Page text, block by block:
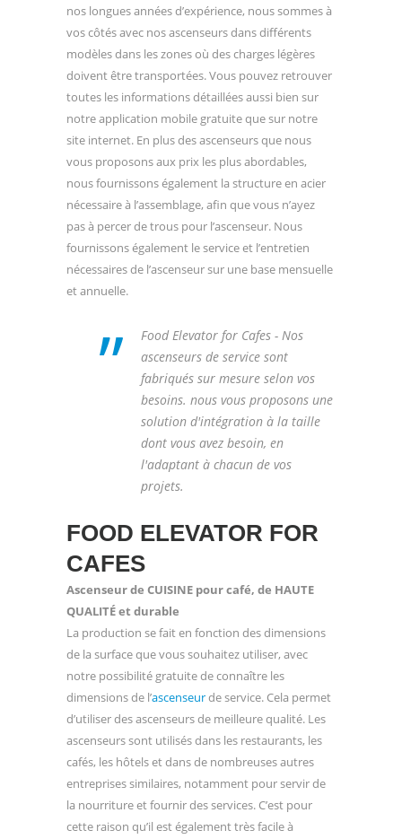
nos longues années d’expérience, nous sommes à
vos côtés avec nos ascenseurs dans différents
modèles dans les zones où des charges légères
doivent être transportées. Vous pouvez retrouver
toutes les informations détaillées aussi bien sur
notre application mobile gratuite que sur notre
site internet. En plus des ascenseurs que nous
vous proposons aux prix les plus abordables,
nous fournissons également la structure en acier
nécessaire à l’assemblage, afin que vous n’ayez
pas à percer de trous pour l’ascenseur. Nous
fournissons également le service et l’entretien
nécessaires de l’ascenseur sur une base mensuelle
et annuelle.
”
Food Elevator for Cafes - Nos
ascenseurs de service sont
fabriqués sur mesure selon vos
besoins. nous vous proposons une
solution d'intégration à la taille
dont vous avez besoin, en
l'adaptant à chacun de vos
projets.
FOOD ELEVATOR FOR
CAFES
Ascenseur de CUISINE pour café, de HAUTE
QUALITÉ et durable
La production se fait en fonction des dimensions
de la surface que vous souhaitez utiliser, avec
notre possibilité gratuite de connaître les
dimensions de l’ascenseurde service. Cela permet
d’utiliser des ascenseurs de meilleure qualité. Les
ascenseurs sont utilisés dans les restaurants, les
cafés, les hôtels et dans de nombreuses autres
entreprises similaires, notamment pour servir de
la nourriture et fournir des services. C’est pour
cette raison qu’il est également très facile à